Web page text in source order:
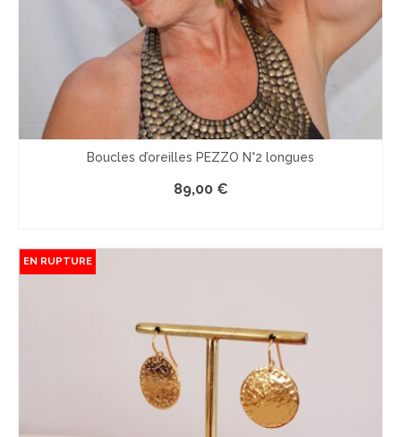
Boucles d’oreilles PEZZO N°2 longues
89,00 €
EN RUPTURE